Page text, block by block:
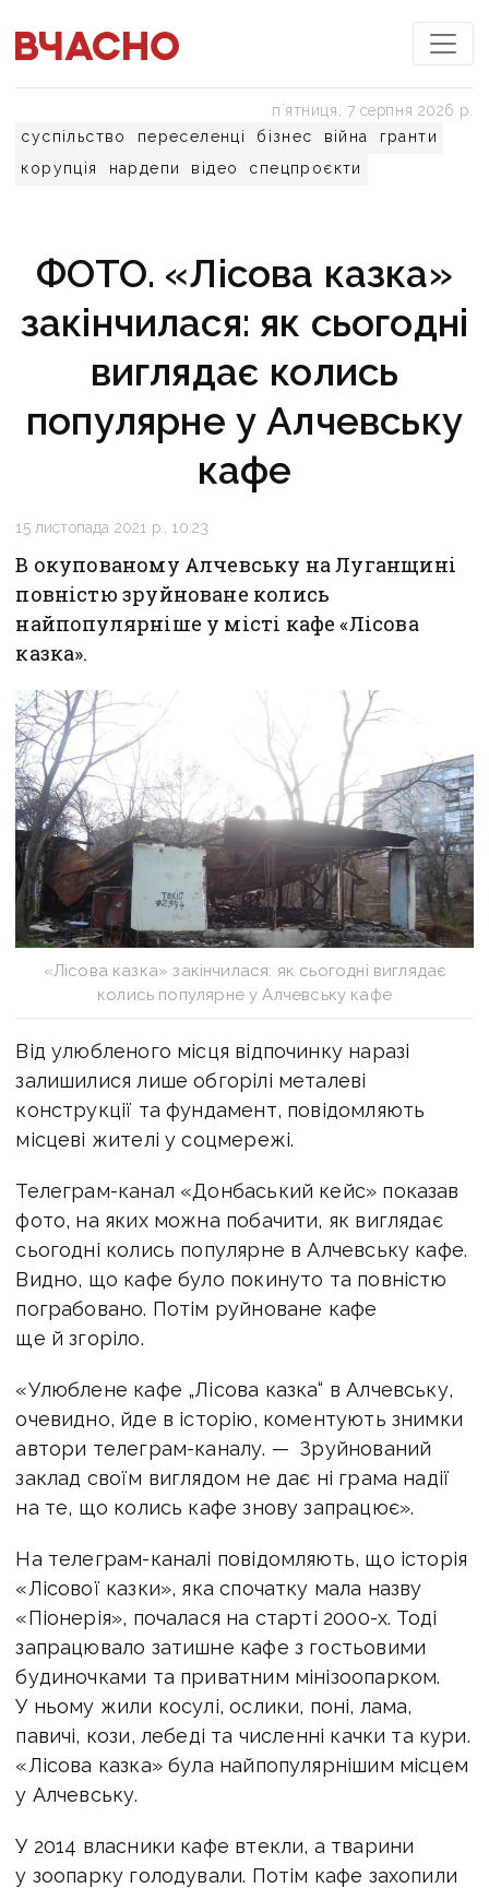
суспільство переселенці бізнес війна
гранти
корупція
нардепи відео спецпроєкти
пʼятниця, 7 серпня 2026 р.
ФОТО. «Лісова казка»
закінчилася: як сьогодні
виглядає колись
популярне у Алчевську
кафе
15 листопада 2021 р., 10:23
В окупованому Алчевську на Луганщині
повністю зруйноване колись
найпопулярніше у місті кафе «Лісова
казка».
«Лісова казка» закінчилася: як сьогодні виглядає
колись популярне у Алчевську кафе
Від улюбленого місця відпочинку наразі
залишилися лише обгорілі металеві
конструкції та фундамент, повідомляють
місцеві жителі у соцмережі.
Телеграм-канал «Донбаський кейс» показав
фото, на яких можна побачити, як виглядає
сьогодні колись популярне в Алчевську кафе.
Видно, що кафе було покинуто та повністю
пограбовано. Потім руйноване кафе
ще й згоріло.
«Улюблене кафе „Лісова казка“ в Алчевську,
очевидно, йде в історію, коментують знимки
автори телеграм-каналу. — Зруйнований
заклад своїм виглядом не дає ні грама надії
на те, що колись кафе знову запрацює».
На телеграм-каналі повідомляють, що історія
«Лісової казки», яка спочатку мала назву
«Піонерія», почалася на старті 2000-х. Тоді
запрацювало затишне кафе з гостьовими
будиночками та приватним мінізоопарком.
У ньому жили косулі, ослики, поні, лама,
павичі, кози, лебеді та численні качки та кури.
«Лісова казка» була найпопулярнішим місцем
у Алчевську.
У 2014 власники кафе втекли, а тварини
у зоопарку голодували. Потім кафе захопили